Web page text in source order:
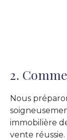
2.
Nous
immobilière
vente réussie.